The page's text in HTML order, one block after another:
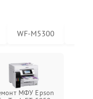
WF-M5300
МФУ Epson